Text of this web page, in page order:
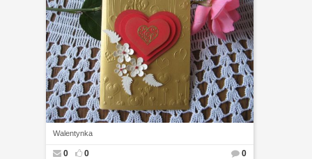
Walentynka
0 0 0